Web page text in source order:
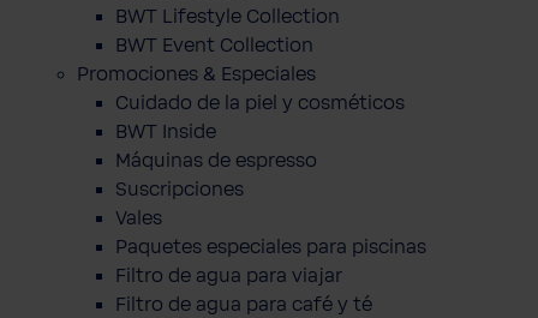
BWT Lifestyle Collection
BWT Event Collection
Promociones & Especiales
Cuidado de la piel y cosméticos
BWT Inside
Máquinas de espresso
Suscripciones
Vales
Paquetes especiales para piscinas
Filtro de agua para viajar
Filtro de agua para café y té